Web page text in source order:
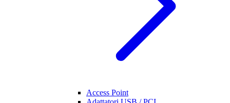
Access Point